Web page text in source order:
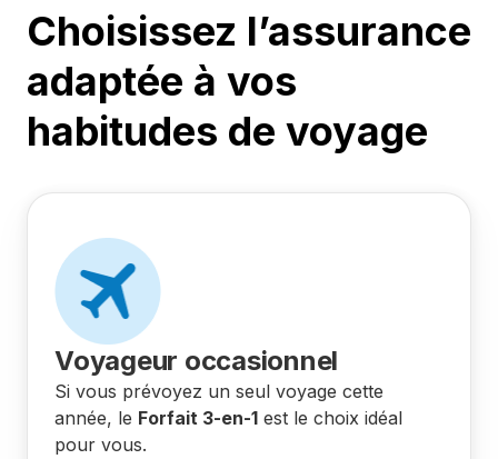
Choisissez l’assurance
adaptée à vos
habitudes de voyage
Voyageur occasionnel
Si vous prévoyez un seul voyage cette
année, le Forfait 3-en-1 est le choix idéal
pour vous.